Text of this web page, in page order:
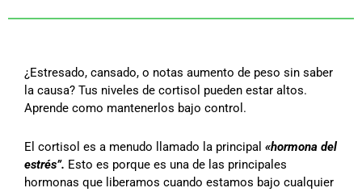
¿Estresado, cansado, o notas aumento de peso sin saber
la causa? Tus niveles de cortisol pueden estar altos.
Aprende como mantenerlos bajo control.
El cortisol es a menudo llamado la principal «hormona del
estrés”. Esto es porque es una de las principales
hormonas que liberamos cuando estamos bajo cualquier